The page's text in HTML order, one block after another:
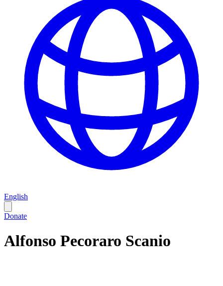
English
Donate
Alfonso Pecoraro Scanio